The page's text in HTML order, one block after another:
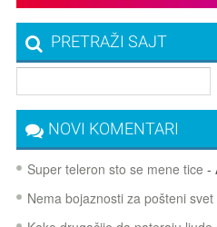
PRETRAŽI SAJT
NOVI KOMENTARI
Super teleron sto se mene tice -
Nema bojaznosti za pošteni svet